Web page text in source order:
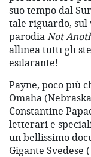
suo tempo dal
tale riguardo, sul
parodiaNot
allinea tutti gli
esilarante!
Payne, poco più
Omaha
Constantine
letterari e
un bellissimo
Gigante Svedese (